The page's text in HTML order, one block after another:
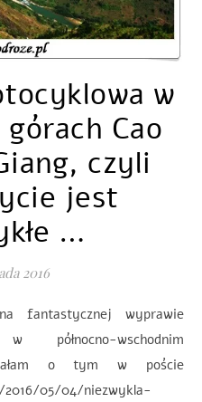
w
Cao
czyli
jest
…
2016
fantastycznej wyprawie
północno-wschodnim
o tym w poście
05/04/niezwykla-